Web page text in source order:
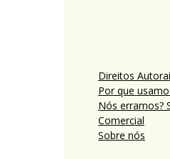
Direitos
Por que
Nós erramos?
Comercial
Sobre nós